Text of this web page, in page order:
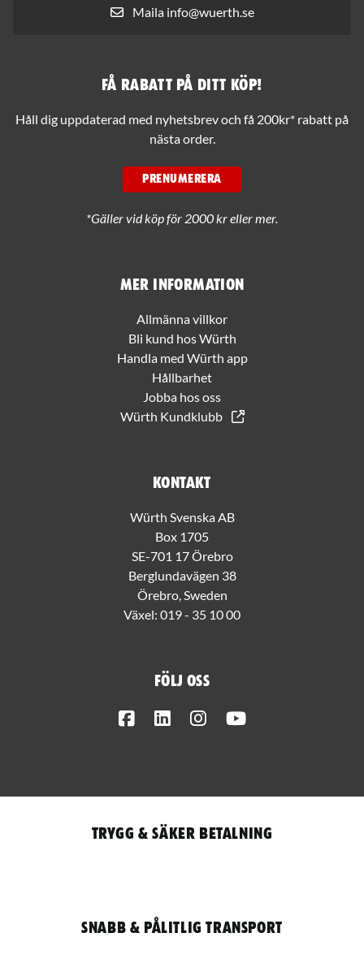
Maila info@wuerth.se
Mer information
Allmänna villkor
Bli kund hos Würth
Handla med Würth app
Hållbarhet
Jobba hos oss
Würth Kundklubb
Kontakt
Würth Svenska AB
Box 1705
SE-701 17 Örebro
Berglundavägen 38
Örebro, Sweden
Växel: 019 - 35 10 00
Följ oss
FacebookLinkedInInstagram
Få rabatt på ditt köp!
Håll dig uppdaterad med nyhetsbrev och få 200kr* rabatt på
nästa order.
PRENUMERERA
*Gäller vid köp för 2000 kr eller mer.
Trygg & säker betalning
Snabb & pålitlig transport